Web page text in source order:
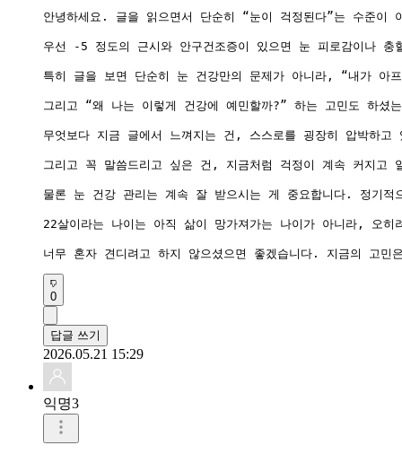
안녕하세요. 글을 읽으면서 단순히 “눈이 걱정된다”는 수준
우선 -5 정도의 근시와 안구건조증이 있으면 눈 피로감이나
특히 글을 보면 단순히 눈 건강만의 문제가 아니라, “내가 아
그리고 “왜 나는 이렇게 건강에 예민할까?” 하는 고민도 하
무엇보다 지금 글에서 느껴지는 건, 스스로를 굉장히 압박하
그리고 꼭 말씀드리고 싶은 건, 지금처럼 걱정이 계속 커지고
물론 눈 건강 관리는 계속 잘 받으시는 게 중요합니다. 정기
22살이라는 나이는 아직 삶이 망가져가는 나이가 아니라, 오
너무 혼자 견디려고 하지 않으셨으면 좋겠습니다. 지금의 고
0
답글 쓰기
2026.05.21 15:29
익명3